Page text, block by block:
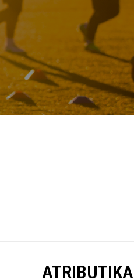
ATRIBUTIKA